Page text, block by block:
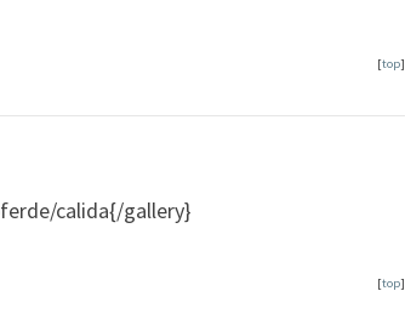
[top]
calida{/gallery}
[top]